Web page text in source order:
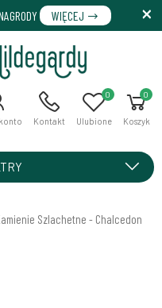
WIĘCEJ
Kontakt Ulubione
0 0
Koszyk
Szlachetne - Chalcedon